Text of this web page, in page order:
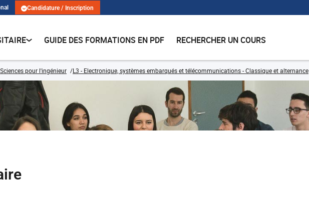
Candidature / Inscription
GUIDE DES FORMATIONS EN PDF RECHERCHER UN COURS
pour l'ingénieur L3 - Electronique, systèmes embarqués et télécommunications - Classique et alternance